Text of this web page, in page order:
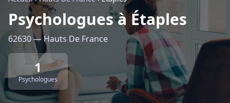
Psychologues à Étaples
62630 — Hauts De France
1
Psychologues